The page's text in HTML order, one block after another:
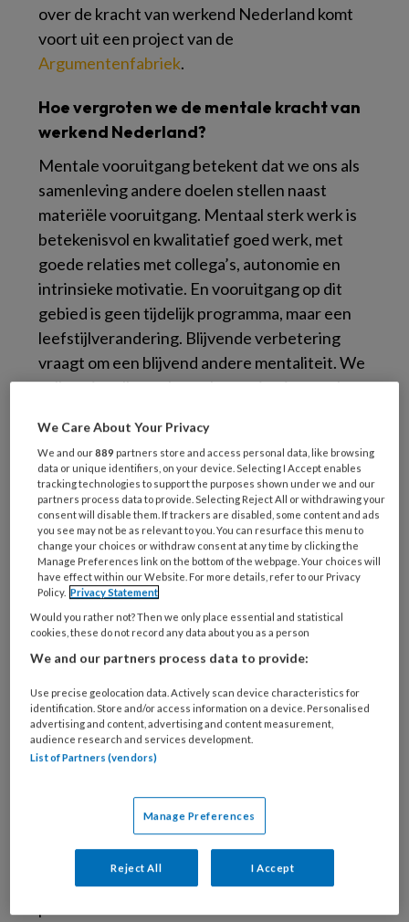
over de kracht van werkend Nederland komt
voort uit een project van de
Argumentenfabriek.
Hoe vergroten we de mentale kracht van
werkend Nederland?
Mentale vooruitgang betekent dat we ons als
samenleving andere doelen stellen naast
materiële vooruitgang. Mentaal sterk werk is
betekenisvol en kwalitatief goed werk, met
goede relaties met collega’s, autonomie en
intrinsieke motivatie. En vooruitgang op dit
gebied is geen tijdelijk programma, maar een
leefstijlverandering. Blijvende verbetering
vraagt om een blijvend andere mentaliteit. We
zullen niet alleen als werkorganisaties en als
steven moeten wenden. De horizon is daarbij
2050.
Macht der gewoonte
Veel dingen die we normaal zijn gaan vinden
zijn dat eigenlijk helemaal niet. Hoezo heeft
iedereen de mond vol van ‘burn-out’, terwijl
niemand weet wat het precies is? Hoe komt
het dat in Nederland leidinggevenden
nauwelijks geschoold worden in het omgaan
met emoties? Waarom helpen we vaak alleen
het individu met herstel van mentale klachten
en hebben we geen oog voor herstel van de
werkomgeving? Waarom hebben werknemers
de mogelijkheid om zich ziek te melden? Hoe
komt het dat in deze tijden van structureel
personeelstekort werkgevers zich neerleggen
bij verzuimpercentages van boven de 5
We Care About Your Privacy
We and our889 partners store and access personal data, like browsing
data or unique identifiers, on your device. Selecting I Accept enables
tracking technologies to support the purposes shown under we and our
partners process data to provide. Selecting Reject All or withdrawing your
consent will disable them. If trackers are disabled, some content and ads
you see may not be as relevant to you. You can resurface this menu to
change your choices or withdraw consent at any time by clicking the
Manage Preferences link on the bottom of the webpage. Your choices will
have effect within our Website. For more details, refer to our Privacy
Policy. Privacy Statement
Would you rather not? Then we only place essential and statistical
cookies, these do not record any data about you as a person
We and our partners process data to provide:
Use precise geolocation data. Actively scan device characteristics for
identification. Store and/or access information on a device. Personalised
advertising and content, advertising and content measurement,
audience research and services development.
List of Partners (vendors)
Manage Preferences
Reject All I Accept